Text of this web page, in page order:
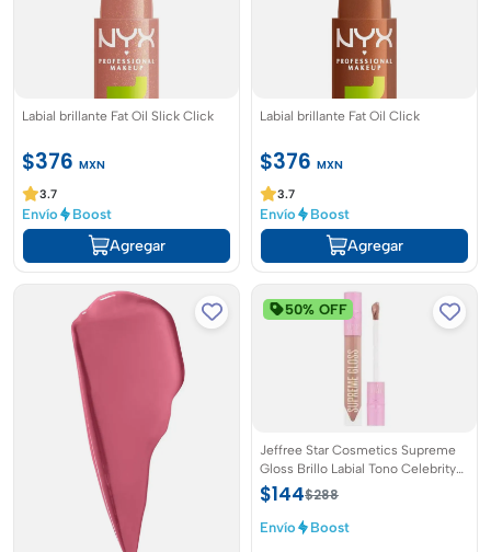
Labial brillante Fat Oil Slick Click
$376 MXN
3.7
Envío Boost
Agregar
Labial brillante Fat Oil Click
$376 MXN
3.7
Envío Boost
Agregar
50% OFF
Jeffree Star Cosmetics Supreme
Gloss Brillo Labial Tono Celebrity
Skin
$144$288
Envío Boost